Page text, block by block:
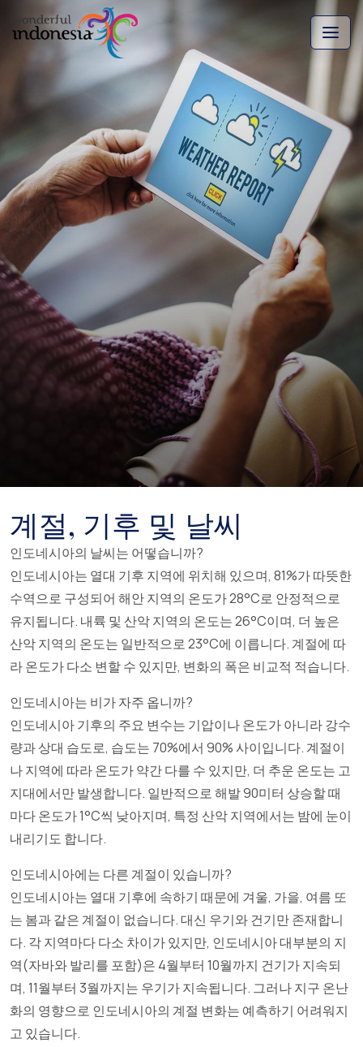
계절, 기후 및 날씨
인도네시아의 날씨는 어떻습니까?
인도네시아는 열대 기후 지역에 위치해 있으며, 81%가 따뜻한
수역으로 구성되어 해안 지역의 온도가 28°C로 안정적으로
유지됩니다. 내륙 및 산악 지역의 온도는 26°C이며, 더 높은
산악 지역의 온도는 일반적으로 23°C에 이릅니다. 계절에 따
라 온도가 다소 변할 수 있지만, 변화의 폭은 비교적 적습니다.
인도네시아는 비가 자주 옵니까?
인도네시아 기후의 주요 변수는 기압이나 온도가 아니라 강수
량과 상대 습도로, 습도는 70%에서 90% 사이입니다. 계절이
나 지역에 따라 온도가 약간 다를 수 있지만, 더 추운 온도는 고
지대에서만 발생합니다. 일반적으로 해발 90미터 상승할 때
마다 온도가 1°C씩 낮아지며, 특정 산악 지역에서는 밤에 눈이
내리기도 합니다.
인도네시아에는 다른 계절이 있습니까?
인도네시아는 열대 기후에 속하기 때문에 겨울, 가을, 여름 또
는 봄과 같은 계절이 없습니다. 대신 우기와 건기만 존재합니
다. 각 지역마다 다소 차이가 있지만, 인도네시아 대부분의 지
역(자바와 발리를 포함)은 4월부터 10월까지 건기가 지속되
며, 11월부터 3월까지는 우기가 지속됩니다. 그러나 지구 온난
화의 영향으로 인도네시아의 계절 변화는 예측하기 어려워지
고 있습니다.